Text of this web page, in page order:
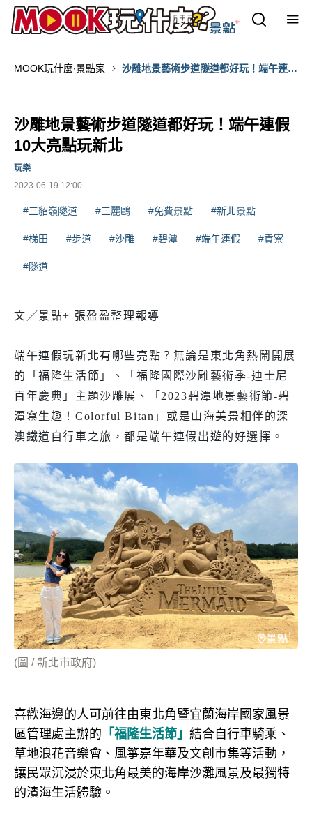
MOOK玩什麼‧景點家
沙雕地景藝術步道隧道都好玩！端午連假
沙雕地景藝術步道隧道都好玩！端午連假
10大亮點玩新北
2023-06-19 12:00
玩樂
#三貂嶺隧道 #三麗鷗 #免費景點 #新北景點
#梯田 #步道 #沙雕 #碧潭 #端午連假 #貢寮
#隧道
文／景點+ 張盈盈整理報導
端午連假玩新北有哪些亮點？無論是東北角熱鬧開展
的「福隆生活節」、「福隆國際沙雕藝術季-迪士尼
百年慶典」主題沙雕展、「2023碧潭地景藝術節-碧
潭寫生趣！Colorful Bitan」或是山海美景相伴的深
澳鐵道自行車之旅，都是端午連假出遊的好選擇。
(圖 / 新北市政府)
喜歡海邊的人可前往由東北角暨宜蘭海岸國家風景
區管理處主辦的 「福隆生活節」 結合自行車騎乘、
草地浪花音樂會、風箏嘉年華及文創市集等活動，
讓民眾沉浸於東北角最美的海岸沙灘風景及最獨特
的濱海生活體驗。